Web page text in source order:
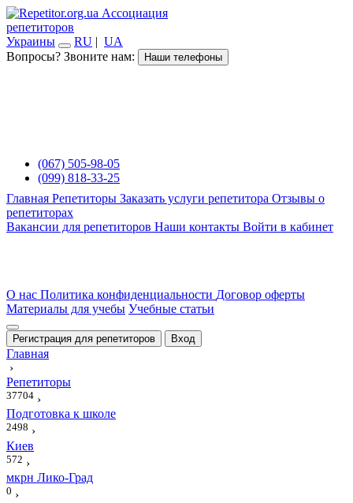
Ассоциация
репетиторов
Украины
RU | UA
Вопросы? Звоните нам:
Наши телефоны
(067) 505-98-05
(099) 818-33-25
Главная Репетиторы Заказать услуги репетитора Отзывы о
репетиторах
Вакансии для репетиторов Наши контакты Войти в кабинет
О нас Политика конфиденциальности Договор оферты
Материалы для учебы Учебные статьи
Регистрация для репетиторов Вход
Главная
›
Репетиторы
37704 ›
Подготовка к школе
2498 ›
Киев
572 ›
мкрн Лико-Град
0 ›